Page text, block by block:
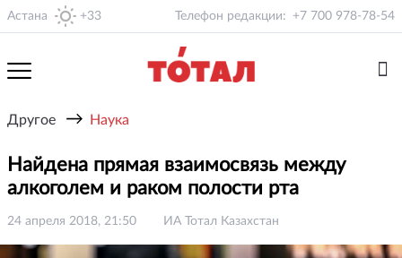
Астана +33 Телефон редакции: +7 700 978-78-54
Другое → Наука
Найдена прямая взаимосвязь между
алкоголем и раком полости рта
24 апреля 2018, 21:50 ИА Тотал Казахстан